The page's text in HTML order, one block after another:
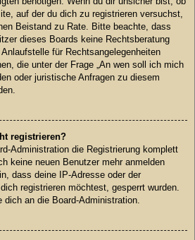
auf der du dich zu registrieren versuchst,
Beistand zu Rate. Bitte beachte, dass
dieses Boards keine Rechtsberatung
für Rechtsangelegenheiten
die unter der Frage „An wen soll ich mich
oder juristische Anfragen zu diesem
registrieren?
Administration die Registrierung komplett
keine neuen Benutzer mehr anmelden
dass deine IP-Adresse oder der
registrieren möchtest, gesperrt wurden.
dich an die Board-Administration.